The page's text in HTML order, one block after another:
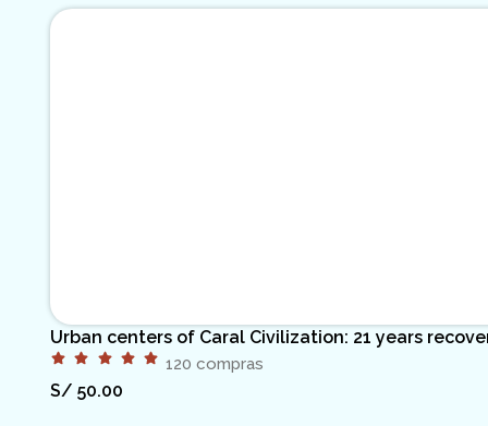
Urban centers of Caral Civilization: 21 years
120 compras
S/ 50.00